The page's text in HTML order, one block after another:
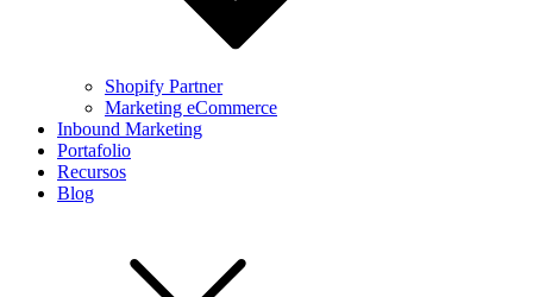
Shopify Partner
Marketing eCommerce
Inbound Marketing
Portafolio
Recursos
Blog